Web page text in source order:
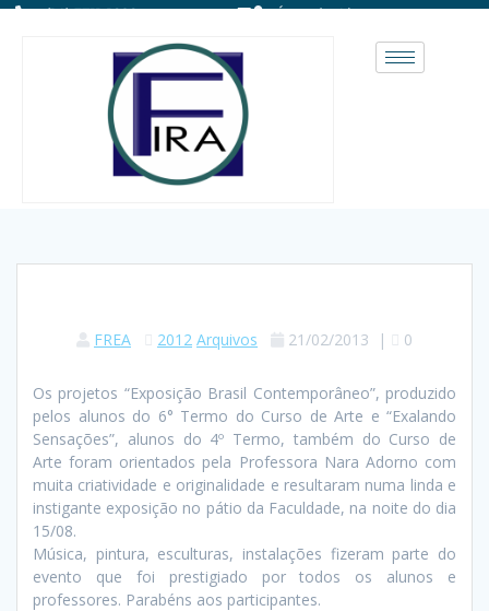
(14) 3711-1828 Área do Aluno
FREA 2012 Arquivos 21/02/2013 | 0
Os projetos “Exposição Brasil Contemporâneo”, produzido
pelos alunos do 6° Termo do Curso de Arte e “Exalando
Sensações”, alunos do 4º Termo, também do Curso de
Arte foram orientados pela Professora Nara Adorno com
muita criatividade e originalidade e resultaram numa linda e
instigante exposição no pátio da Faculdade, na noite do dia
15/08.
Música, pintura, esculturas, instalações fizeram parte do
evento que foi prestigiado por todos os alunos e
professores. Parabéns aos participantes.